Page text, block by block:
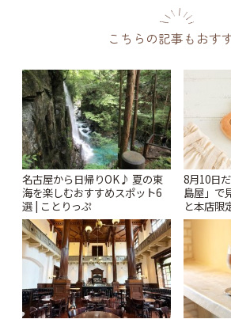
こちらの記事もおす
名古屋から日帰りOK♪ 夏の東
海を楽しむおすすめスポット6
選 | ことりっぷ
8月10日
島屋」で
と本店限
ぷ